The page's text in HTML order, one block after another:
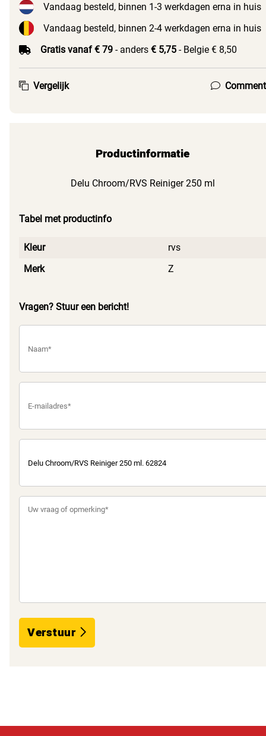
Vandaag besteld, binnen 1-3 werkdagen erna in huis
Vandaag besteld, binnen 2-4 werkdagen erna in huis
Gratis vanaf € 79 - anders € 5,75 - Belgie € 8,50
Vergelijk Comment
Productinformatie
Delu Chroom/RVS Reiniger 250 ml
Tabel met productinfo
Kleur
rvs
Merk
Z
Vragen? Stuur een bericht!
Verstuur